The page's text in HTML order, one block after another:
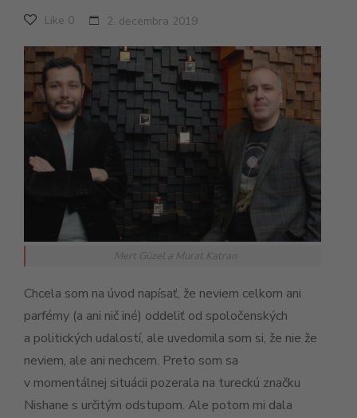
Like 0 2. decembra 2019
Mert Güzel a Murat Katran
Chcela som na úvod napísať, že neviem celkom ani
parfémy (a ani nič iné) oddeliť od spoločenských
a politických udalostí, ale uvedomila som si, že nie že
neviem, ale ani nechcem. Preto som sa
v momentálnej situácii pozerala na tureckú značku
Nishane s určitým odstupom. Ale potom mi dala